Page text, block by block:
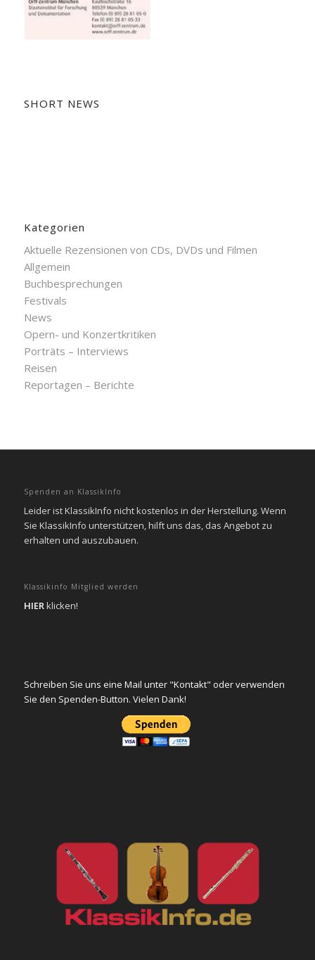
SHORT NEWS
Kategorien
Aktuelle Rezensionen von CDs, DVDs und Filmen
Allgemein
Buchbesprechungen
Festivals
News
Opern- und Konzertkritiken
Porträts – Interviews
Reisen
Reportagen – Berichte
Spenden an KlassikInfo
Leider ist KlassikInfo nicht kostenlos in der Herstellung. Wenn
Sie KlassikInfo unterstützen, hilft uns das, das Angebot zu
erhalten und auszubauen.
Klassikinfo Mitglied werden
HIERklicken!
Schreiben Sie uns eine Mail unter "Kontakt" oder verwenden
Sie den Spenden-Button. Vielen Dank!